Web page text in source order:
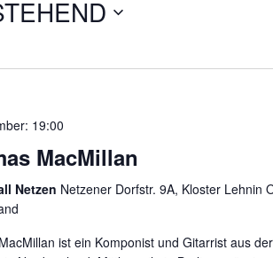
19:00
MacMillan
Netzen Netzener Dorfstr. 9A, Kloster Lehnin
ist ein Komponist und Gitarrist aus